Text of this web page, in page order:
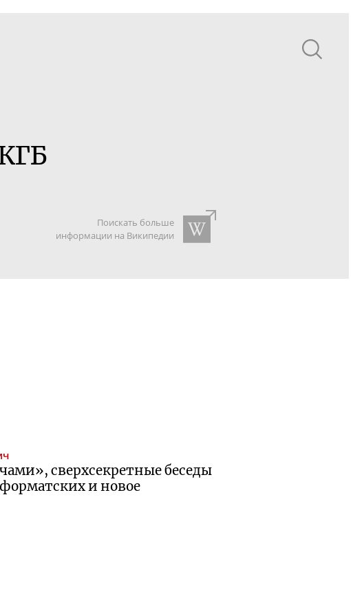
Поискать больше
информации на Википедии
сверхсекретные беседы
и новое